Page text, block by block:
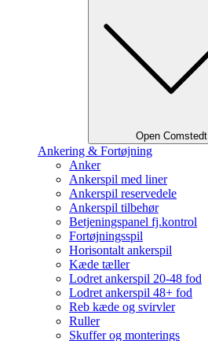
Open Comstedt
Ankering & Fortøjning
Anker
Ankerspil med liner
Ankerspil reservedele
Ankerspil tilbehør
Betjeningspanel fj.kontrol
Fortøjningsspil
Horisontalt ankerspil
Kæde tæller
Lodret ankerspil 20-48 fod
Lodret ankerspil 48+ fod
Reb kæde og svirvler
Ruller
Skuffer og monterings